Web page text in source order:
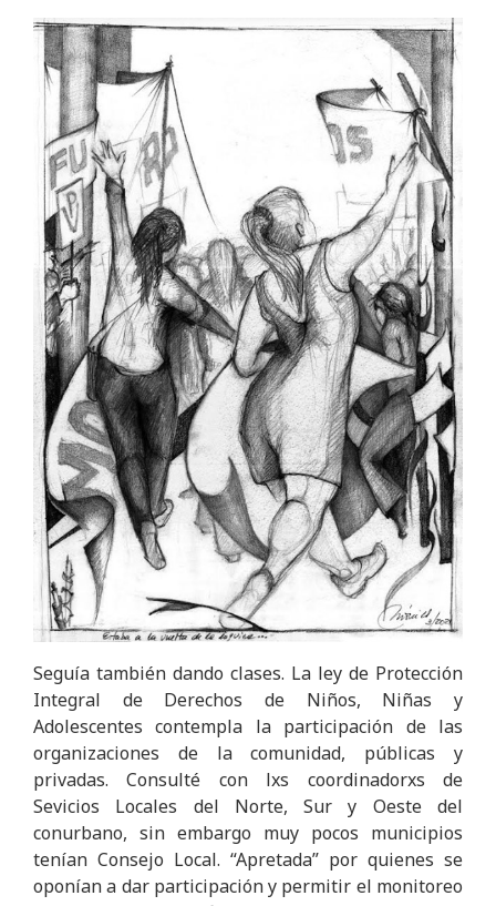
Seguía también dando clases. La ley de Protección
Integral de Derechos de Niños, Niñas y
Adolescentes contempla la participación de las
organizaciones de la comunidad, públicas y
privadas. Consulté con lxs coordinadorxs de
Sevicios Locales del Norte, Sur y Oeste del
conurbano, sin embargo muy pocos municipios
tenían Consejo Local. “Apretada” por quienes se
oponían a dar participación y permitir el monitoreo